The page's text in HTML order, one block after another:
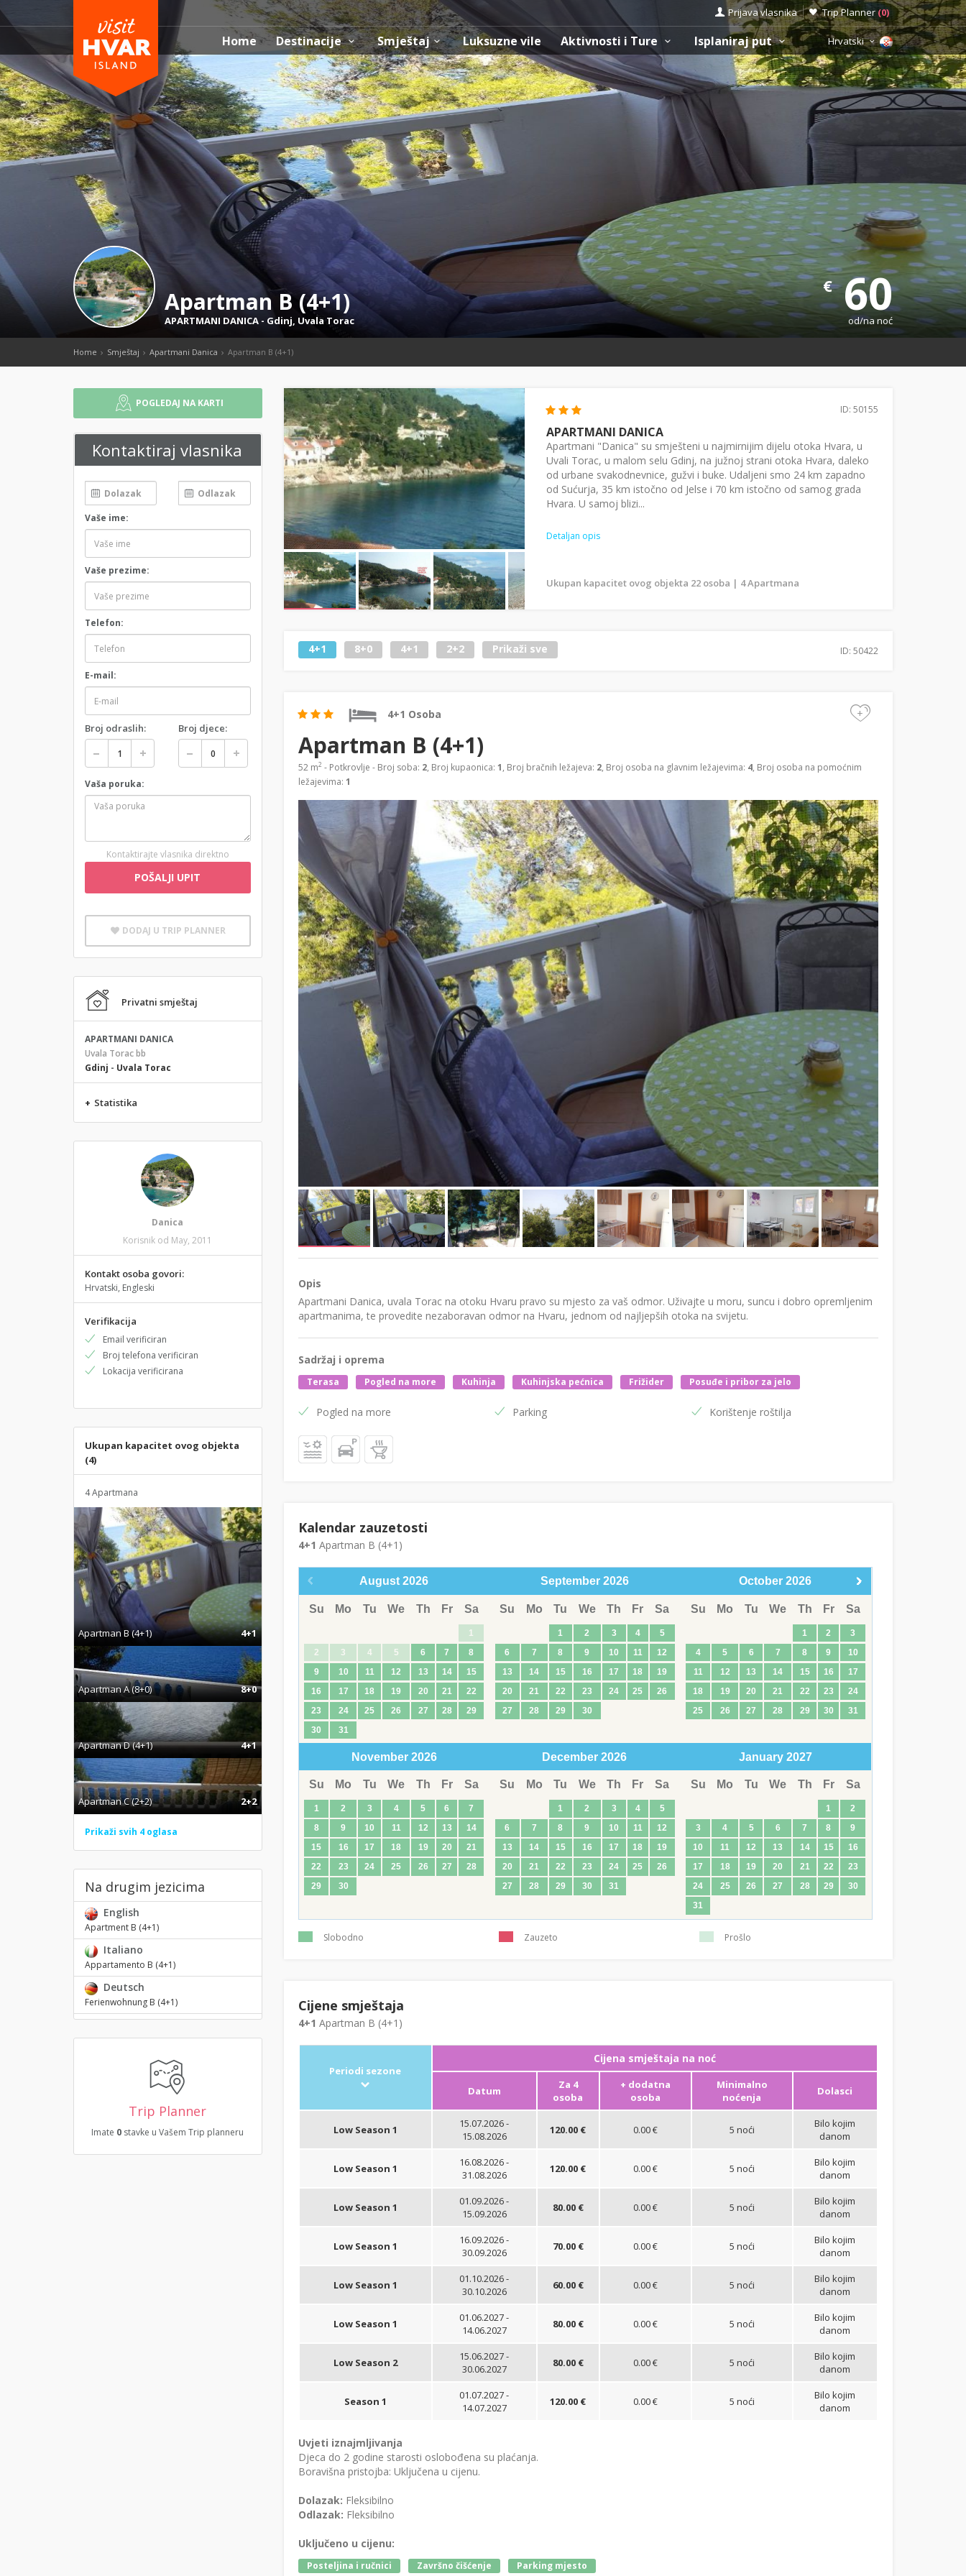
Prijava vlasnika Trip Planner (0)
Home Destinacije Smještaj Luksuzne vile Aktivnosti i Ture Isplaniraj put Hrvatski
Apartman B (4+1)
APARTMANI DANICA - Gdinj, Uvala Torac
€60
od/na noć
Home Smještaj Apartmani Danica Apartman B (4+1)
POGLEDAJ NA KARTI
Kontaktiraj vlasnika
Vaše ime:
Vaše prezime:
Telefon:
E-mail:
Broj odraslih: Broj djece:
Vaša poruka:
Kontaktirajte vlasnika direktno
POŠALJI UPIT
DODAJ U TRIP PLANNER
Privatni smještaj
APARTMANI DANICA
Uvala Torac bb
Gdinj - Uvala Torac
+ Statistika
Danica
Korisnik od May, 2011
Kontakt osoba govori:
Hrvatski, Engleski
Verifikacija
Email verificiran
Broj telefona verificiran
Lokacija verificirana
Ukupan kapacitet ovog objekta
(4)
4 Apartmana
Apartman B (4+1) 4+1
Apartman A (8+0) 8+0
Apartman D (4+1) 4+1
Apartman C (2+2) 2+2
Prikaži svih 4 oglasa
Na drugim jezicima
English
Apartment B (4+1)
Italiano
Appartamento B (4+1)
Deutsch
Ferienwohnung B (4+1)
Trip Planner
Imate 0 stavke u Vašem Trip planneru
ID: 50155
APARTMANI DANICA
Apartmani "Danica" su smješteni u najmirnijim dijelu otoka Hvara, u
Uvali Torac, u malom selu Gdinj, na južnoj strani otoka Hvara, daleko
od urbane svakodnevnice, gužvi i buke. Udaljeni smo 24 km zapadno
od Sućurja, 35 km istočno od Jelse i 70 km istočno od samog grada
Hvara. U samoj blizi...
Detaljan opis
Ukupan kapacitet ovog objekta 22 osoba | 4 Apartmana
4+1 8+0 4+1 2+2 Prikaži sve ID: 50422
4+1 Osoba +
Apartman B (4+1)
52 m2 - Potkrovlje - Broj soba: 2, Broj kupaonica: 1, Broj bračnih ležajeva: 2, Broj osoba na glavnim ležajevima: 4, Broj osoba na pomoćnim
ležajevima: 1
Opis
Apartmani Danica, uvala Torac na otoku Hvaru pravo su mjesto za vaš odmor. Uživajte u moru, suncu i dobro opremljenim
apartmanima, te provedite nezaboravan odmor na Hvaru, jednom od najljepših otoka na svijetu.
Sadržaj i oprema
Terasa Pogled na more Kuhinja Kuhinjska pećnica Frižider Posuđe i pribor za jelo
Pogled na more Parking Korištenje roštilja
Kalendar zauzetosti
4+1 Apartman B (4+1)
August 2026
Su Mo Tu We Th Fr Sa
1
2
3 4 5 6 7
8
9
10 11 12 13 14
15
16
17 18 19 20 21
22
23
24 25 26 27 28
29
30
31
September 2026
Su Mo Tu We Th Fr Sa
1 2 3 4
5
6
7 8 9 10 11
12
13
14 15 16 17 18
19
20
21 22 23 24 25
26
27
28 29 30
October 2026
Su Mo Tu We Th Fr Sa
1 2
3
4
5 6 7 8 9
10
11
12 13 14 15 16
17
18
19 20 21 22 23
24
25
26 27 28 29 30 31
November 2026
Su Mo Tu We Th Fr Sa
1 2 3 4 5 6
7
8
9 10 11 12 13
14
15
16 17 18 19 20
21
22
23 24 25 26 27
28
29
30
December 2026
Su Mo Tu We Th Fr Sa
1 2 3 4
5
6
7 8 9 10 11
12
13
14 15 16 17 18
19
20
21 22 23 24 25
26
27
28 29 30 31
January 2027
Su Mo Tu We Th Fr Sa
1
2
3
4 5 6 7 8
9
10
11 12 13 14 15
16
17
18 19 20 21 22
23
24
25 26 27 28 29
30
31
Slobodno Zauzeto Prošlo
Cijene smještaja
4+1 Apartman B (4+1)
Periodi sezone
Cijena smještaja na noć
Datum
Za 4
osoba
+ dodatna
osoba
Minimalno
noćenja
Dolasci
Low Season 1
15.07.2026 -
15.08.2026
120.00 € 0.00 € 5 noći
Bilo kojim
danom
Low Season 1
16.08.2026 -
31.08.2026
120.00 € 0.00 € 5 noći
Bilo kojim
danom
Low Season 1
01.09.2026 -
15.09.2026
80.00 € 0.00 € 5 noći
Bilo kojim
danom
Low Season 1
16.09.2026 -
30.09.2026
70.00 € 0.00 € 5 noći
Bilo kojim
danom
Low Season 1
01.10.2026 -
30.10.2026
60.00 € 0.00 € 5 noći
Bilo kojim
danom
Low Season 1
01.06.2027 -
14.06.2027
80.00 € 0.00 € 5 noći
Bilo kojim
danom
Low Season 2
15.06.2027 -
30.06.2027
80.00 € 0.00 € 5 noći
Bilo kojim
danom
Season 1
01.07.2027 -
14.07.2027
120.00 € 0.00 € 5 noći
Bilo kojim
danom
Uvjeti iznajmljivanja
Djeca do 2 godine starosti oslobođena su plaćanja.
Boravišna pristojba: Uključena u cijenu.
Dolazak: Fleksibilno
Odlazak: Fleksibilno
Uključeno u cijenu:
Posteljina i ručnici Završno čišćenje Parking mjesto